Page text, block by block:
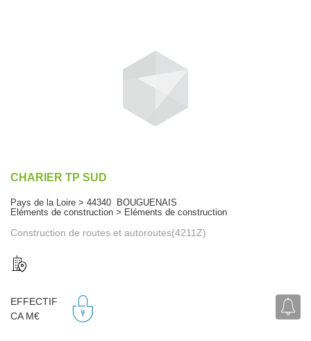
CHARIER TP SUD
Pays de la Loire > 44340 BOUGUENAIS
Eléments de construction > Eléments de construction
Construction de routes et autoroutes(4211Z)
EFFECTIF
CA M€